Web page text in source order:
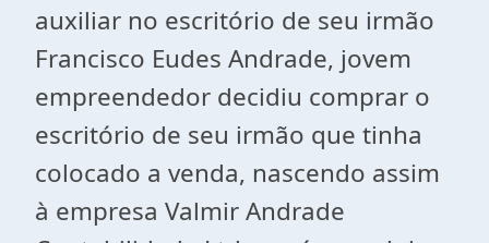
auxiliar no escritório de seu irmão
Francisco Eudes Andrade, jovem
empreendedor decidiu comprar o
escritório de seu irmão que tinha
colocado a venda, nascendo assim
à empresa Valmir Andrade